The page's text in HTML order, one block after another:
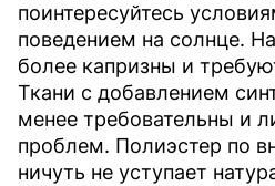
поинтересуйтесь
поведением на солнце.
более капризны и
Ткани с добавлением
менее требовательны и
проблем. Полиэстер по
ничуть не уступает